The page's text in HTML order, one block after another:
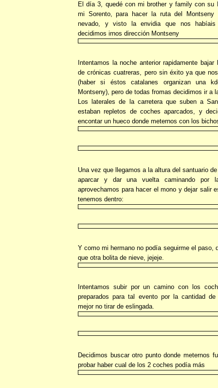
El día 3, quedé con mi brother y family con su
mi Sorento, para hacer la ruta del Montseny
nevado, y visto la envidia que nos habíais
decidimos irnos dirección Montseny
Intentamos la noche anterior rapidamente
de crónicas cuatreras, pero sin éxito ya que
(haber si éstos catalanes organizan una
Montseny), pero de todas fromas decidimos ir a
Los laterales de la carretera que suben a
estaban repletos de coches aparcados, y
encontar un hueco donde meternos con los
Una vez que llegamos a la altura del santuario
aparcar y dar una vuelta caminando por
aprovechamos para hacer el mono y dejar salir
tenemos dentro:
Y como mi hermano no podía seguirme el paso,
que otra bolita de nieve, jejeje.
Intentamos subir por un camino con los
preparados para tal evento por la cantidad
mejor no tirar de eslingada.
Decidimos buscar otro punto donde meternos
probar haber cual de los 2 coches podía más